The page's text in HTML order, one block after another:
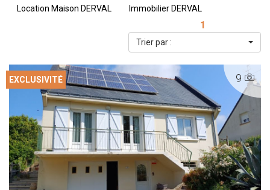
Location Maison DERVAL Immobilier DERVAL
1
Trier par :
9
EXCLUSIVITÉ